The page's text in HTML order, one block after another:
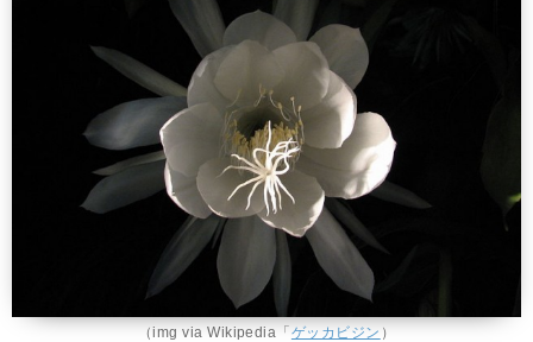
（img via Wikipedia「ゲッカビジン ）